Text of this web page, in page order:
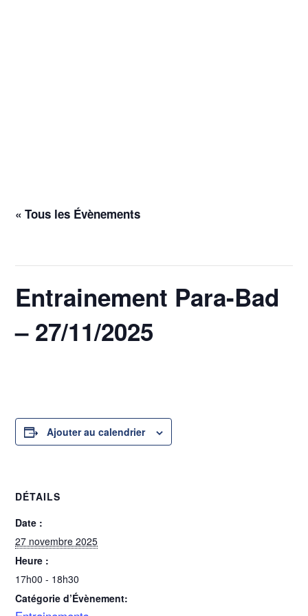
« Tous les Évènements
Entrainement Para-Bad
– 27/11/2025
Ajouter au calendrier
DÉTAILS
Date :
27 novembre 2025
Heure :
17h00 - 18h30
Catégorie d’Évènement: